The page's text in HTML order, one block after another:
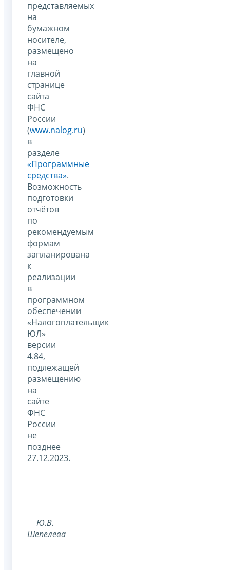
представляемых
на
бумажном
носителе,
размещено
на
главной
странице
сайта
ФНС
России
(www.nalog.ru)
в
разделе
«Программные
средства».
Возможность
подготовки
отчётов
по
рекомендуемым
формам
запланирована
к
реализации
в
программном
обеспечении
«Налогоплательщик
ЮЛ»
версии
4.84,
подлежащей
размещению
на
сайте
ФНС
России
не
позднее
27.12.2023.
Ю.В.
Шепелева